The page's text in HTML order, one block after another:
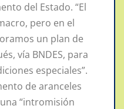
del Estado. “El
pero en el
un plan de
vía BNDES, para
especiales”.
de aranceles
“intromisión